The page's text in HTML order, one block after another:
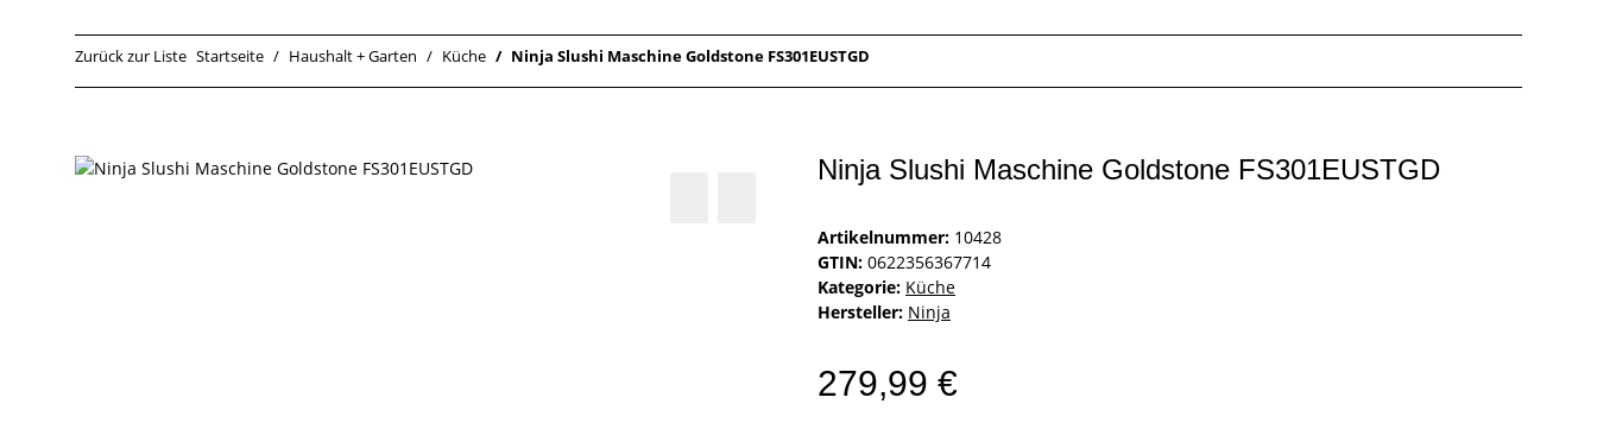
Zurück zur Liste Startseite Haushalt + Garten Küche Ninja Slushi Maschine Goldstone FS301EUSTGD
Ninja Slushi Maschine Goldstone FS301EUSTGD
Artikelnummer: 10428
GTIN: 0622356367714
Kategorie: Küche
Hersteller: Ninja
279,99 €